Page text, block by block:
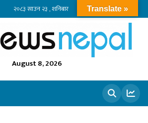
२०८३ साउन २३ , शनिबार
August 8, 2026
Translate »